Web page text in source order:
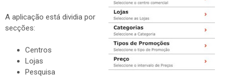
A aplicação está dividia por
secções:
Centros
Lojas
Pesquisa